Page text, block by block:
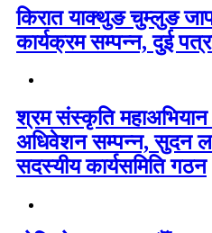
किरात याक्थुङ चुम्लुङ
कार्यक्रम सम्पन्न, दुई
श्रम संस्कृति महाअभियान
अधिवेशन सम्पन्न, सुदन
सदस्यीय कार्यसमिति गठन